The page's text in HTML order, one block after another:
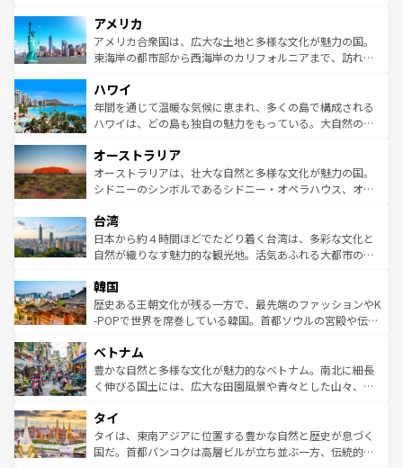
ンツ一覧を参照してほしい。
の建物がそのまま残る町や、スイスならではのユニークな
博物館もあり、アルプス観光だけでなく町歩きも満喫する
ことができる。国民の所得が高いため物価も高いが、旅行
ば市内交通費無料で観光を楽しむこともできる。 なお、新
着のスイス情報はコンテンツ一覧 を参照してほしい。
アメリカ
アメリカ合衆国は、広大な土地と多様な文化が魅力の国。
東海岸の都市部から西海岸のカリフォルニアまで、訪れる
のような巨大都市は、観光、ショッピング、エンターテイ
ンメントが詰まった刺激的なスポットだ。一方、アメリカ
西部には大自然が広がり、グランドキャニオンやイエロー
部のニューオーリンズでは、音楽と美食が融合した独特の
文化が魅力。旅行者はアメリカの各地域で異なる魅力を楽
しみながら、その多様性と豊かな歴史を感じることができ
ならではの贅沢な旅のスタイルだ。 なお、新着のアメリカ
情報はコンテンツ一覧を参照してほしい。
ハワイ
年間を通じて温暖な気候に恵まれ、多くの島で構成される
ハワイは、どの島も独自の魅力をもっている。大自然の神
ワイ島は見逃せない。また、定番の観光地といえばオアフ
島だが、静かな自然を求めるならマウイ島やカウアイ島が
おすすめ。エメラルドグリーンに輝く海をはじめ、豊かな
れるおもてなしの心で訪れる人々を迎えてくれるハワイの
人々、おいしいローカルフードやハワイアンミュージッ
ク、伝統的なフラダンスなど、すべてがハワイの魅力を彩
ワイを、存分に味わってほしい。 なお、新着のハワイ情報
はコンテンツ一覧を参照してほしい。
オーストラリア
オーストラリアは、壮大な自然と多様な文化が魅力の国。
シドニーのシンボルであるシドニー・オペラハウス、オー
リアリーフや大陸中央部にそびえるウルル（エアーズロッ
ク）、タスマニアの美しい原生林やケアンズの熱帯雨林な
ど、見どころがたくさん。また、カフェやワイン、オージ
いる。アクティビティも充実しており、サーフィンやダイ
ビング、ハイキングなど、アウトドア好きにはたまらな
い。オーストラリアの多彩な魅力を存分に味わいつくそ
参照してほしい。
台湾
日本から約４時間ほどでたどり着く台湾は、多彩な文化と
自然が織りなす魅力的な観光地。活気あふれる大都市の台
ン）、静ひつな山岳地帯である台湾東部など、都市の喧騒
と山間の静けさが共存しており、訪れる人に新しい発見と
驚きをもたらしてくれる。また、奥深い台湾の食文化も魅
容にもいいと評判のスイーツなど、バラエティ豊かな料理
が味わえる。 なお、新着の台湾情報は コンテンツ一覧を参
照してほしい。
韓国
歴史ある王朝文化が残る一方で、最先端のファッションやK
-POPで世界を席巻している韓国。首都ソウルの宮殿や伝統
き、地方に足を延ばせば四季折々の自然美を楽しむことが
できる。そして、キムチや焼肉、絶品のストリートフード
まで、さまざまな韓国料理が待っている。夜には、韓国な
リティに包まれながら、韓国の多彩な魅力を心ゆくまで味
わってみてほしい。 なお、新着の韓国情報はコンテンツ一
覧を参照してほしい。
ベトナム
豊かな自然と多様な文化が魅力的なベトナム。南北に細長
く伸びる国土には、広大な田園風景や青々とした山々、世
急速な発展と共に伝統が息づく。ハノイの古い町並みやホ
ーチミン市のフランス統治時代の建物も、独特の雰囲気を
醸し出している。また、バラエティの豊かさとおいしさで
タイ
タイは、東南アジアに位置する豊かな自然と歴史が息づく
国だ。首都バンコクは高層ビルが立ち並ぶ一方、伝統的な